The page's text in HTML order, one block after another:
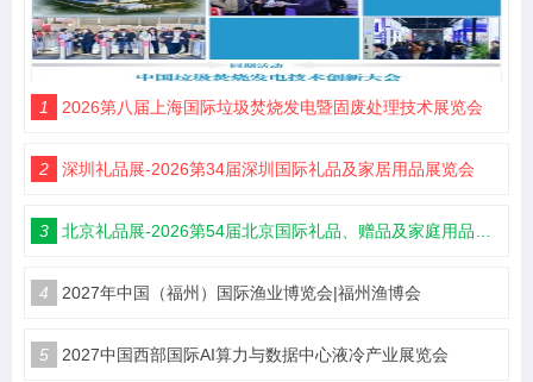
1 2026第八届上海国际垃圾焚烧发电暨固废处理技术展览会
2 深圳礼品展-2026第34届深圳国际礼品及家居用品展览会
3 北京礼品展-2026第54届北京国际礼品、赠品及家庭用品展览会
4 2027年中国（福州）国际渔业博览会|福州渔博会
5 2027中国西部国际AI算力与数据中心液冷产业展览会